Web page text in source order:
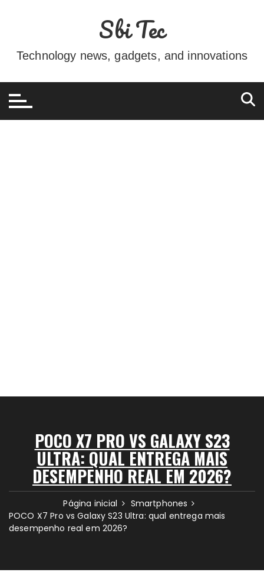
conteúdo
Sbi Tec
Technology news, gadgets, and innovations
POCO X7 PRO VS GALAXY S23
ULTRA: QUAL ENTREGA MAIS
DESEMPENHO REAL EM 2026?
Página inicial
Smartphones
POCO X7 Pro vs Galaxy S23 Ultra: qual entrega mais
desempenho real em 2026?